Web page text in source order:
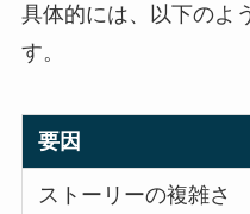
具体的には、以下のよ
す。
要因
ストーリーの複雑さ